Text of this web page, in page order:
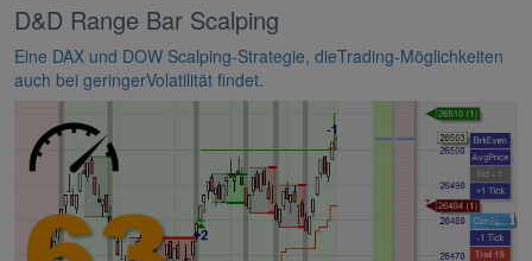
D&D Range Bar Scalping
Eine DAX und DOW Scalping-Strategie, dieTrading-Möglichkeiten
auch bei geringerVolatilität findet.